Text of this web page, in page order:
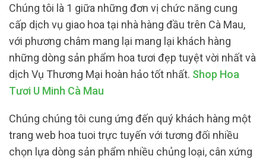
Chúng tôi là 1 giữa những đơn vị chức năng cung
cấp dịch vụ giao hoa tại nhà hàng đầu trên Cà Mau,
với phương châm mang lại mang lại khách hàng
những dòng sản phẩm hoa tươi đẹp tuyệt vời nhất và
dịch Vụ Thương Mại hoàn hảo tốt nhất. Shop Hoa
Tươi U Minh Cà Mau
Chúng chúng tôi cung ứng đến quý khách hàng một
trang web hoa tuoi trực tuyến với tương đối nhiều
chọn lựa dòng sản phẩm nhiều chủng loại, cân xứng